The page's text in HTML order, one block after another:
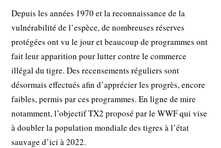
Depuis les années 1970 et la reconnaissance de la
vulnérabilité de l’espèce, de nombreuses réserves
protégées ont vu le jour et beaucoup de programmes ont
fait leur apparition pour lutter contre le commerce
illégal du tigre. Des recensements réguliers sont
désormais effectués afin d’apprécier les progrès, encore
faibles, permis par ces programmes. En ligne de mire
notamment, l’objectif TX2 proposé par le WWF qui vise
à doubler la population mondiale des tigres à l’état
sauvage d’ici à 2022.